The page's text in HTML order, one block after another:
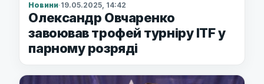
Новини·19.05.2025, 14:42
Олександр Овчаренко
завоював трофей турніру ITF у
парному розряді